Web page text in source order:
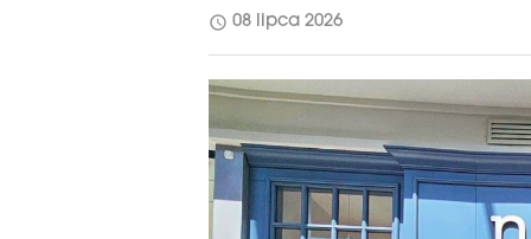
schedule 08 lipca 2026